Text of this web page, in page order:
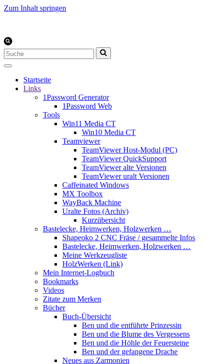
Zum Inhalt springen
Suchen
nach …
Startseite
Links
1Password Generator
1Password Web
Tools
Win11 Media CT
Win10 Media CT
Teamviewer
TeamViewer Host-Modul (PC)
TeamViewer QuickSupport
TeamViewer alte Versionen
TeamViewer uralt Versionen
Caffeinated Windows
MX Toolbox
WayBack Machine
Uralte Fotos (Archiv)
Kurzübersicht
Bastelecke, Heimwerken, Holzwerken …
Shapeoko 2 CNC Fräse / gesammelte Infos
Bastelecke, Heimwerken, Holzwerken …
Meine Werkzeugliste
HolzWerken (Link)
Mein Internet-Logbuch
Bookmarks
Videos
Zitate zum Merken
Bücher
Buch-Übersicht
Ben und die entführte Prinzessin
Ben und die Blume des Vergessens
Ben und die Höhle der Feuersteine
Ben und der gefangene Drache
Neues aus Zarmonien